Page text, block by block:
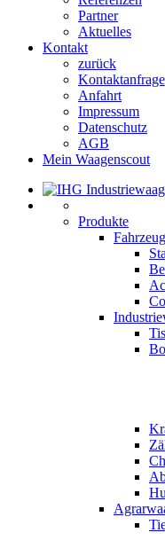
Partner
Aktuelles
Kontakt
zurück
Kontaktanfrage
Anfahrt
Impressum
Datenschutz
AGB
Mein Waagenscout
Produkte